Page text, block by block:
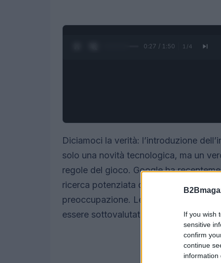
If you wish
sensitive
confirm
continue
information
0:28 / 1:50 1 /4
Diciamoci la verità: l’introduzione
solo una novità tecnologica, ma un
regole del gioco. Google ha
ricerca potenziata dall’AI in
preoccupazione. Le implicazioni di
essere sottovalutate, sia dal punto di